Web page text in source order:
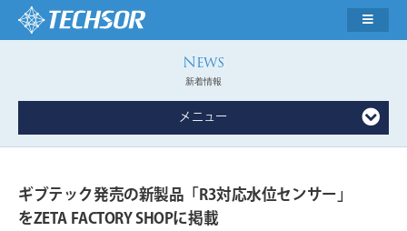
新着情報
メニュー
ギブテック発売の新製品「R3対応水位センサー」
をZETA FACTORY SHOPに掲載